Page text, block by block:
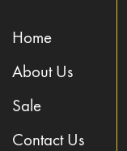
Home
About Us
Sale
Contact Us